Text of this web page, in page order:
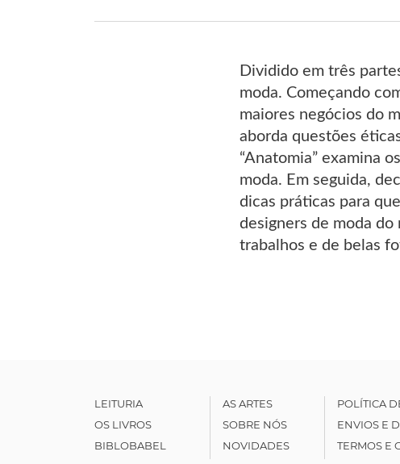
Dividido em três
moda. Começando
maiores negócios do
aborda questões
“Anatomia” examina
moda. Em seguida,
dicas práticas para
designers de moda
trabalhos e de belas
LEITURIA
OS LIVROS
BIBLOBABEL
AS ARTES
SOBRE NÓS
NOVIDADES
POLÍTICA
ENVIOS E
TERMOS E